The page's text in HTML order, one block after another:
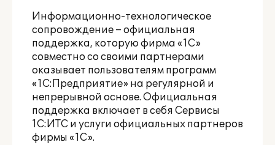
Информационно-технологическое
сопровождение – официальная
поддержка, которую фирма «1С»
совместно со своими партнерами
оказывает пользователям программ
«1С:Предприятие» на регулярной и
непрерывной основе. Официальная
поддержка включает в себя Сервисы
1С:ИТС и услуги официальных партнеров
фирмы «1С».